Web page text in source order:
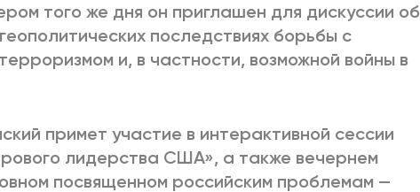
того же дня он приглашен для дискуссии об
последствиях борьбы с
и, в частности, возможной войны в
примет участие в интерактивной сессии
лидерства США», а также вечернем
посвященном российским проблемам —